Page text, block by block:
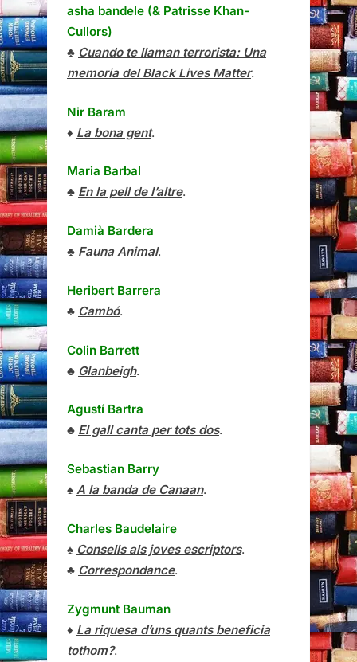
asha bandele (& Patrisse Khan-
Cullors)
♣ Cuando te llaman terrorista: Una
memoria del Black Lives Matter.
Nir Baram
♦ La bona gent.
Maria Barbal
♣ En la pell de l’altre.
Damià Bardera
♣ Fauna Animal.
Heribert Barrera
♣ Cambó.
Colin Barrett
♣ Glanbeigh.
Agustí Bartra
♣ El gall canta per tots dos.
Sebastian Barry
♠ A la banda de Canaan.
Charles Baudelaire
♠ Consells als joves escriptors.
♣ Correspondance.
Zygmunt Bauman
♦ La riquesa d’uns quants beneficia
tothom?.